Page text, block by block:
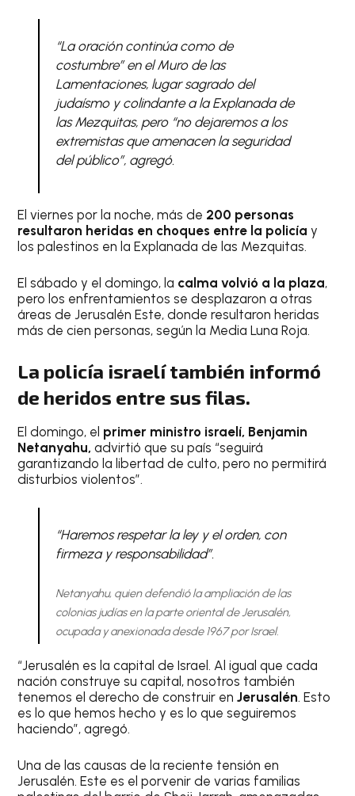
“La oración continúa como de
costumbre” en el Muro de las
Lamentaciones, lugar sagrado del
judaísmo y colindante a la Explanada de
las Mezquitas, pero “no dejaremos a los
extremistas que amenacen la seguridad
del público”, agregó.
El viernes por la noche, más de 200 personas
resultaron heridas en choques entre la policía y
los palestinos en la Explanada de las Mezquitas.
El sábado y el domingo, la calma volvió a la plaza,
pero los enfrentamientos se desplazaron a otras
áreas de Jerusalén Este, donde resultaron heridas
más de cien personas, según la Media Luna Roja.
La policía israelí también informó
de heridos entre sus filas.
El domingo, el primer ministro israelí, Benjamin
Netanyahu, advirtió que su país “seguirá
garantizando la libertad de culto, pero no permitirá
disturbios violentos”.
“Haremos respetar la ley y el orden, con
firmeza y responsabilidad”.
Netanyahu, quien defendió la ampliación de las
colonias judías en la parte oriental de Jerusalén,
ocupada y anexionada desde 1967 por Israel.
“Jerusalén es la capital de Israel. Al igual que cada
nación construye su capital, nosotros también
tenemos el derecho de construir enJerusalén. Esto
es lo que hemos hecho y es lo que seguiremos
haciendo”, agregó.
Una de las causas de la reciente tensión en
Jerusalén. Este es el porvenir de varias familias